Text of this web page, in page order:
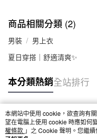
商品相關分類 (2)
男裝
男上衣
夏日穿搭｜舒適清爽✨
本分類熱銷全站排行
熱門標籤
本網站中使用 cookie，欲查詢有
望在電腦上使用 cookie 時應如何
權條款 」之 Cookie 聲明。您繼